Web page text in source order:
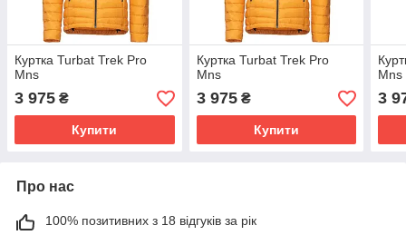
Куртка Turbat Trek Pro
Mns
3 975 ₴
Купити
Куртка Turbat Trek Pro
Mns
3 975₴
Купити
Mns
3
Про нас
100% позитивних з 18 відгуків за рік